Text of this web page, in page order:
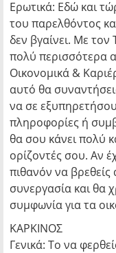
Ερωτικά: Εδώ και
του παρελθόντος
δεν βγαίνει. Με τον
πολύ περισσότερα
Οικονομικά &
αυτό θα
να σε
πληροφορίες ή
θα σου κάνει πολύ
ορίζοντές σου. Αν
πιθανόν να
συνεργασία και θα
συμφωνία για τα
ΚΑΡΚΙΝΟΣ
Γενικά: Το να